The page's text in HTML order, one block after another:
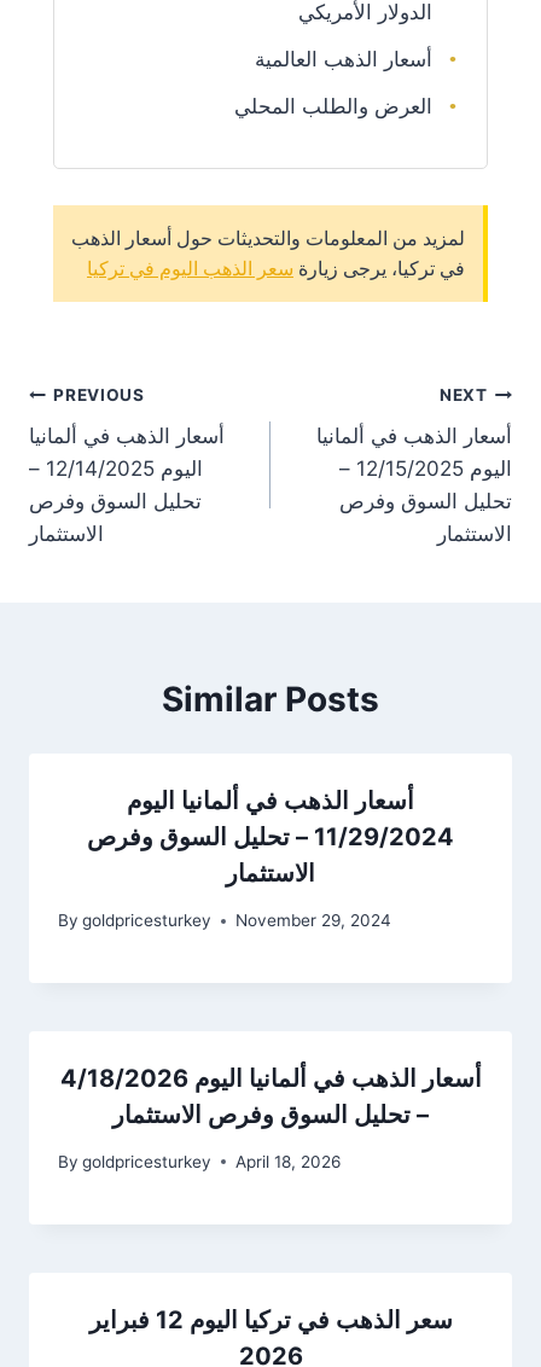
الدولار الأمريكي
أسعار الذهب العالمية
العرض والطلب المحلي
لمزيد من المعلومات والتحديثات حول أسعار الذهب
في تركيا، يرجى زيارة سعر الذهب اليوم في تركيا
PREVIOUS
أسعار الذهب في ألمانيا
اليوم 12/14/2025 –
تحليل السوق وفرص
الاستثمار
NEXT
أسعار الذهب في ألمانيا
اليوم 12/15/2025 –
تحليل السوق وفرص
الاستثمار
Similar Posts
أسعار الذهب في ألمانيا اليوم
11/29/2024 – تحليل السوق وفرص
الاستثمار
By goldpricesturkey November 29, 2024
أسعار الذهب في ألمانيا اليوم 4/18/2026
– تحليل السوق وفرص الاستثمار
By goldpricesturkey April 18, 2026
سعر الذهب في تركيا اليوم 12 فبراير
2026